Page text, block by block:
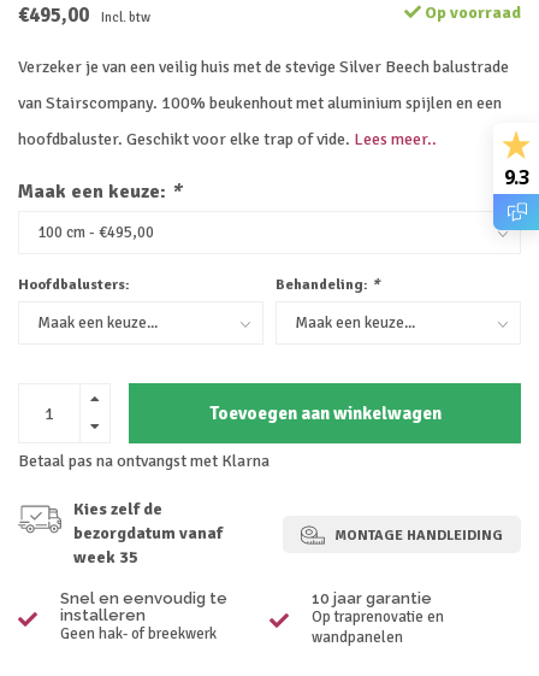
€495,00 Incl. btw Op voorraad
Verzeker je van een veilig huis met de stevige Silver Beech balustrade
van Stairscompany. 100% beukenhout met aluminium spijlen en een
hoofdbaluster. Geschikt voor elke trap of vide. Lees meer..
Maak een keuze: *
Hoofdbalusters: Behandeling: *
Toevoegen aan winkelwagen
Betaal pas na ontvangst met Klarna
Kies zelf de
bezorgdatum vanaf
week 35
MONTAGE HANDLEIDING
Snel en eenvoudig te
installeren
Geen hak- of breekwerk
10 jaar garantie
Op traprenovatie en
wandpanelen
9.3